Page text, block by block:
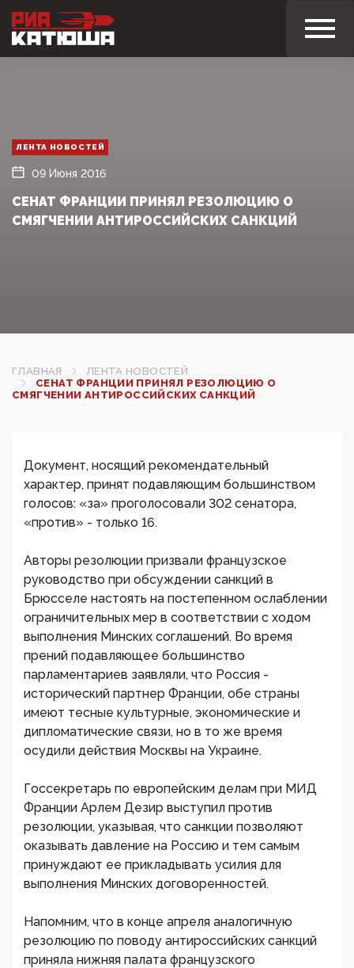
ЛЕНТА НОВОСТЕЙ
09 Июня 2016
СЕНАТ ФРАНЦИИ ПРИНЯЛ РЕЗОЛЮЦИЮ О
СМЯГЧЕНИИ АНТИРОССИЙСКИХ САНКЦИЙ
ГЛАВНАЯ
ЛЕНТА НОВОСТЕЙ
СЕНАТ ФРАНЦИИ ПРИНЯЛ РЕЗОЛЮЦИЮ О
СМЯГЧЕНИИ АНТИРОССИЙСКИХ САНКЦИЙ
Документ, носящий рекомендательный
характер, принят подавляющим большинством
голосов: «за» проголосовали 302 сенатора,
«против» - только 16.
Авторы резолюции призвали французское
руководство при обсуждении санкций в
Брюсселе настоять на постепенном ослаблении
ограничительных мер в соответствии с ходом
выполнения Минских соглашений. Во время
прений подавляющее большинство
парламентариев заявляли, что Россия -
исторический партнер Франции, обе страны
имеют тесные культурные, экономические и
дипломатические связи, но в то же время
осудили действия Москвы на Украине.
Госсекретарь по европейским делам при МИД
Франции Арлем Дезир выступил против
резолюции, указывая, что санкции позволяют
оказывать давление на Россию и тем самым
принуждают ее прикладывать усилия для
выполнения Минских договоренностей.
Напомним, что в конце апреля аналогичную
резолюцию по поводу антироссийских санкций
приняла нижняя палата французского